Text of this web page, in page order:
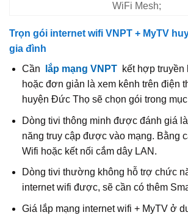
WiFi Mesh;
Trọn gói internet wifi VNPT + MyTV
gia đình
Cần
lắp mạng VNPT
kết hợp truyền
hoặc đơn giản là xem kênh trên điện
huyện Đức Thọ sẽ chọn gói trong mục
Dòng tivi thông minh được đánh giá
năng truy cập được vào mạng. Bằng
Wifi hoặc kết nối cắm dây LAN.
Dòng tivi thường không hỗ trợ chức
internet wifi được, sẽ cần có thêm
Giá lắp mạng internet wifi + MyTV ở